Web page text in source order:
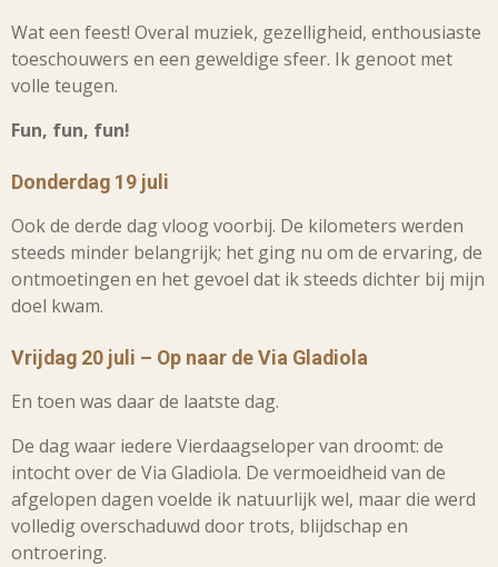
Wat een feest! Overal muziek, gezelligheid, enthousiaste
toeschouwers en een geweldige sfeer. Ik genoot met
volle teugen.
Fun, fun, fun!
Donderdag 19 juli
Ook de derde dag vloog voorbij. De kilometers werden
steeds minder belangrijk; het ging nu om de ervaring, de
ontmoetingen en het gevoel dat ik steeds dichter bij mijn
doel kwam.
Vrijdag 20 juli – Op naar de Via Gladiola
En toen was daar de laatste dag.
De dag waar iedere Vierdaagseloper van droomt: de
intocht over de Via Gladiola. De vermoeidheid van de
afgelopen dagen voelde ik natuurlijk wel, maar die werd
volledig overschaduwd door trots, blijdschap en
ontroering.